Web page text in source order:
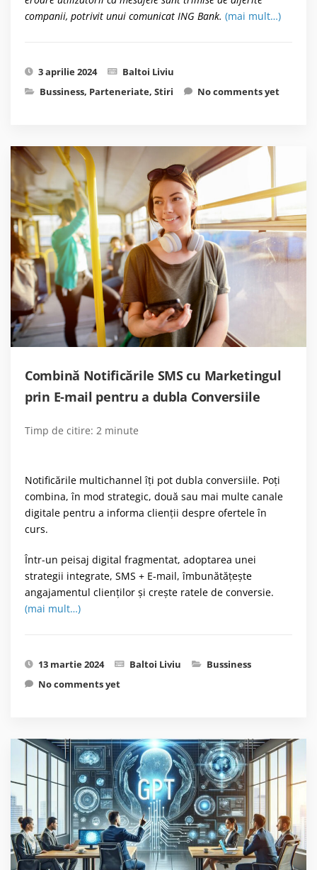
companii, potrivit unui comunicat ING Bank. (mai mult…)
3 aprilie 2024
Baltoi Liviu
Bussiness, Parteneriate, Stiri No comments yet
Combină Notificările SMS cu Marketingul
prin E-mail pentru a dubla Conversiile
Timp de citire: 2 minute
Notificările multichannel îți pot dubla conversiile. Poți
combina, în mod strategic, două sau mai multe canale
digitale pentru a informa clienții despre ofertele în
curs.
Într-un peisaj digital fragmentat, adoptarea unei
strategii integrate, SMS + E-mail, îmbunătățește
angajamentul clienților și crește ratele de conversie.
(mai mult…)
13 martie 2024 Baltoi Liviu
Bussiness
No comments yet